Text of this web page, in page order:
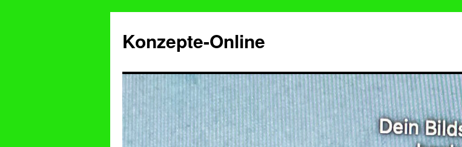
Konzepte-Online